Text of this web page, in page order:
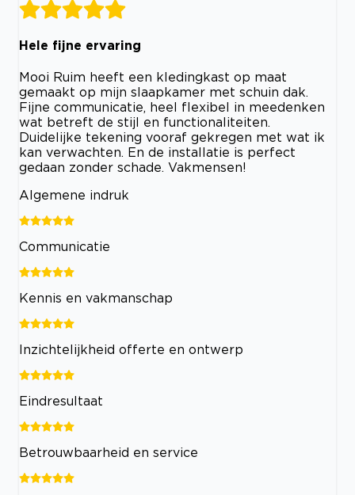
Hele fijne ervaring
Mooi Ruim heeft een kledingkast op maat
gemaakt op mijn slaapkamer met schuin dak.
Fijne communicatie, heel flexibel in meedenken
wat betreft de stijl en functionaliteiten.
Duidelijke tekening vooraf gekregen met wat ik
kan verwachten. En de installatie is perfect
gedaan zonder schade. Vakmensen!
Algemene indruk
Communicatie
Kennis en vakmanschap
Inzichtelijkheid offerte en ontwerp
Eindresultaat
Betrouwbaarheid en service